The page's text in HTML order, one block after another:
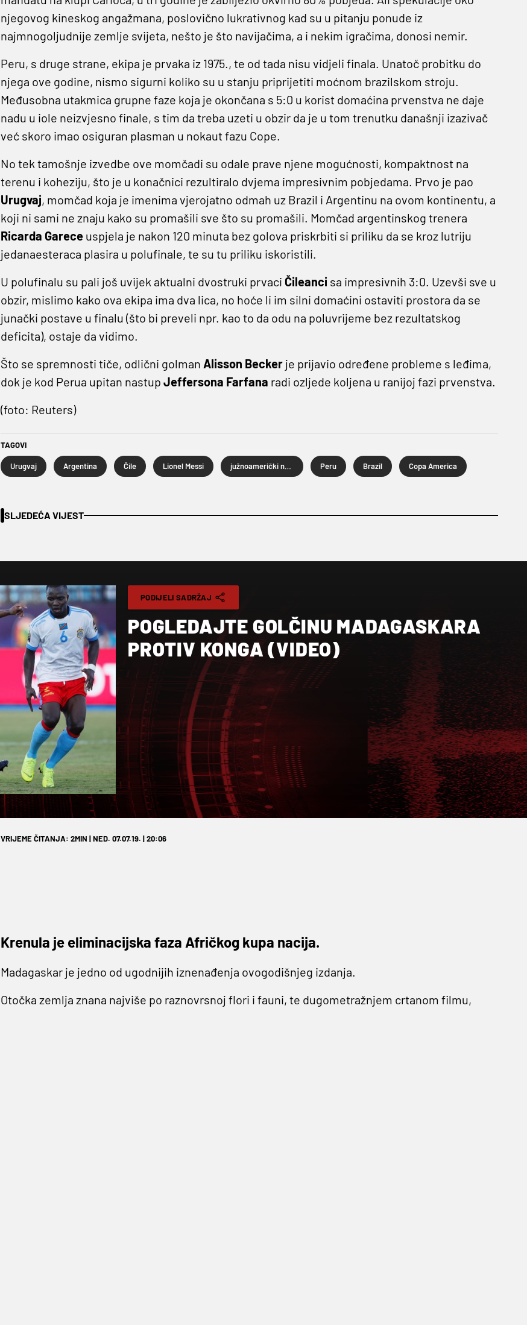
njegovog kineskog angažmana, poslovično lukrativnog kad su u pitanju ponude iz
najmnogoljudnije zemlje svijeta, nešto je što navijačima, a i nekim igračima, donosi nemir.
Peru, s druge strane, ekipa je prvaka iz 1975., te od tada nisu vidjeli finala. Unatoč probitku do
njega ove godine, nismo sigurni koliko su u stanju priprijetiti moćnom brazilskom stroju.
Međusobna utakmica grupne faze koja je okončana s 5:0 u korist domaćina prvenstva ne daje
nadu u iole neizvjesno finale, s tim da treba uzeti u obzir da je u tom trenutku današnji izazivač
već skoro imao osiguran plasman u nokaut fazu Cope.
No tek tamošnje izvedbe ove momčadi su odale prave njene mogućnosti, kompaktnost na
terenu i koheziju, što je u konačnici rezultiralo dvjema impresivnim pobjedama. Prvo je pao
Urugvaj, momčad koja je imenima vjerojatno odmah uz Brazil i Argentinu na ovom kontinentu, a
koji ni sami ne znaju kako su promašili sve što su promašili. Momčad argentinskog trenera
Ricarda Gareceuspjela je nakon 120 minuta bez golova priskrbiti si priliku da se kroz lutriju
jedanaesteraca plasira u polufinale, te su tu priliku iskoristili.
U polufinalu su pali još uvijek aktualni dvostruki prvaci Čileanci sa impresivnih 3:0. Uzevši sve u
obzir, mislimo kako ova ekipa ima dva lica, no hoće li im silni domaćini ostaviti prostora da se
junački postave u finalu (što bi preveli npr. kao to da odu na poluvrijeme bez rezultatskog
deficita), ostaje da vidimo.
Što se spremnosti tiče, odlični golman Alisson Beckerje prijavio određene probleme s leđima,
dok je kod Perua upitan nastup Jeffersona Farfana radi ozljede koljena u ranijoj fazi prvenstva.
(foto: Reuters)
TAGOVI
Urugvaj Argentina Čile Lionel Messi južnoamerički nogomet Peru Brazil Copa America
SLJEDEĆA VIJEST
PODIJELI SADRŽAJ
POGLEDAJTE GOLČINU MADAGASKARA
PROTIV KONGA (VIDEO)
VRIJEME ČITANJA: 2MIN | NED. 07.07.19. | 20:06
Krenula je eliminacijska faza Afričkog kupa nacija.
Madagaskar je jedno od ugodnijih iznenađenja ovogodišnjeg izdanja.
Otočka zemlja znana najviše po raznovrsnoj flori i fauni, te dugometražnjem crtanom filmu,